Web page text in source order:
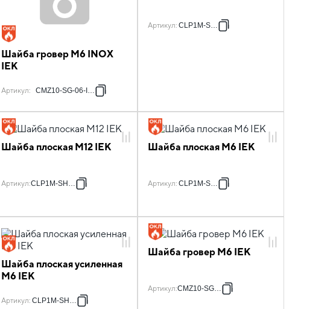
Шайба гровер М6 INOX
IEK
Артикул: CMZ10-SG-06-INOX
Артикул: CLP1M-SH-8
Шайба плоская M12 IEK
Артикул:CLP1M-SH-12
Шайба плоская M6 IEK
Артикул: CLP1M-SH-6
Шайба плоская усиленная
M6 IEK
Артикул: CLP1M-SHU-6
Шайба гровер М6 IEK
Артикул:CMZ10-SG-06